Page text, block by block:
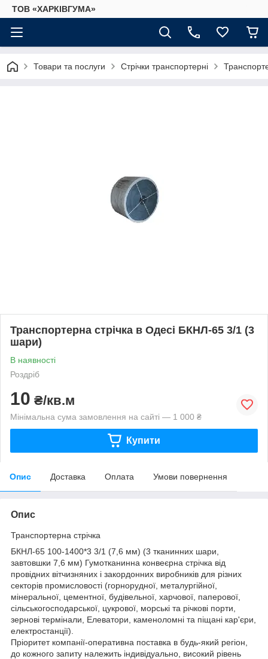
ТОВ «ХАРКІВГУМА»
Товари та послуги Стрічки транспортерні
Транспортерна стрічка в Одесі БКНЛ-65 3/1 (3
шари)
В наявності
Роздріб
10 ₴/кв.м
Мінімальна сума замовлення на сайті — 1 000 ₴
Купити
Опис Доставка Оплата Умови повернення
Опис
Транспортерна стрічка
БКНЛ-65 100-1400*3 3/1 (7,6 мм) (3 тканинних шари,
завтовшки 7,6 мм) Гумотканинна конвеєрна стрічка від
провідних вітчизняних і закордонних виробників для різних
секторів промисловості (горнорудної, металургійної,
мінеральної, цементної, будівельної, харчової, паперової,
сільськогосподарської, цукрової, морські та річкові порти,
зернові термінали, Елеватори, каменоломні та піщані кар'єри,
електростанції).
Пріоритет компанії-оперативна поставка в будь-який регіон,
до кожного запиту належить індивідуально, високий рівень